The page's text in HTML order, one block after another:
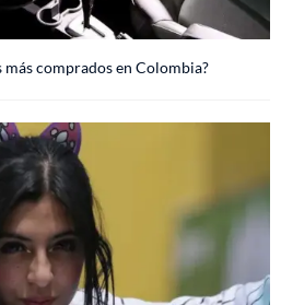
más comprados en Colombia?